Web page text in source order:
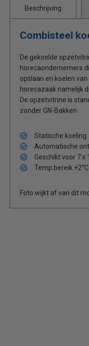
Beschrijving
Combisteel
De gekoelde
horecaondernemers
opslaan en koelen
horecazaak namelijk
De opzetvitrine is
zonder GN-Bakken
Statische koeling
Automatische
Geschikt voor 7 x
Temp.bereik
Foto wijkt af van dit